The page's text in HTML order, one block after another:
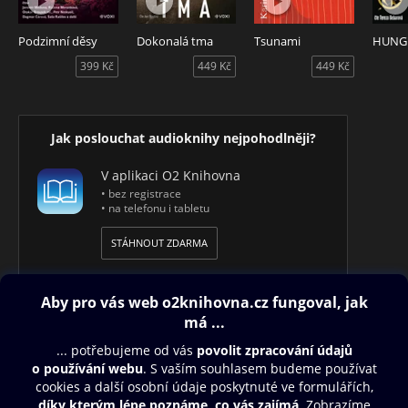
Podzimní děsy
399 Kč
Dokonalá tma
449 Kč
Tsunami
449 Kč
Jak poslouchat audioknihy nejpohodlněji?
V aplikaci O2 Knihovna
• bez registrace
• na telefonu i tabletu
STÁHNOUT ZDARMA
Obsah ke stažení
Moje O2 Knihovna